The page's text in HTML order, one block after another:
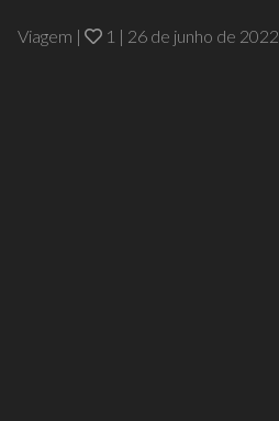
Viagem | 1 | 26 de junho de 2022